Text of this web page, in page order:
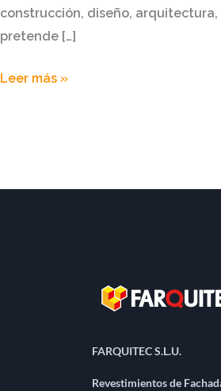
construcción, diseño,
pretende […]
Leer más »
FARQUITEC S.L.U.
Revestimientos de